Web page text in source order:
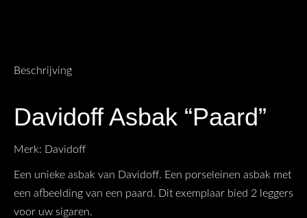
Beschrijving
Davidoff Asbak “Paard”
Merk: Davidoff
Een unieke asbak van Davidoff. Een porseleinen asbak met
een afbeelding van een paard. Dit exemplaar bied 2 leggers
voor uw sigaren.